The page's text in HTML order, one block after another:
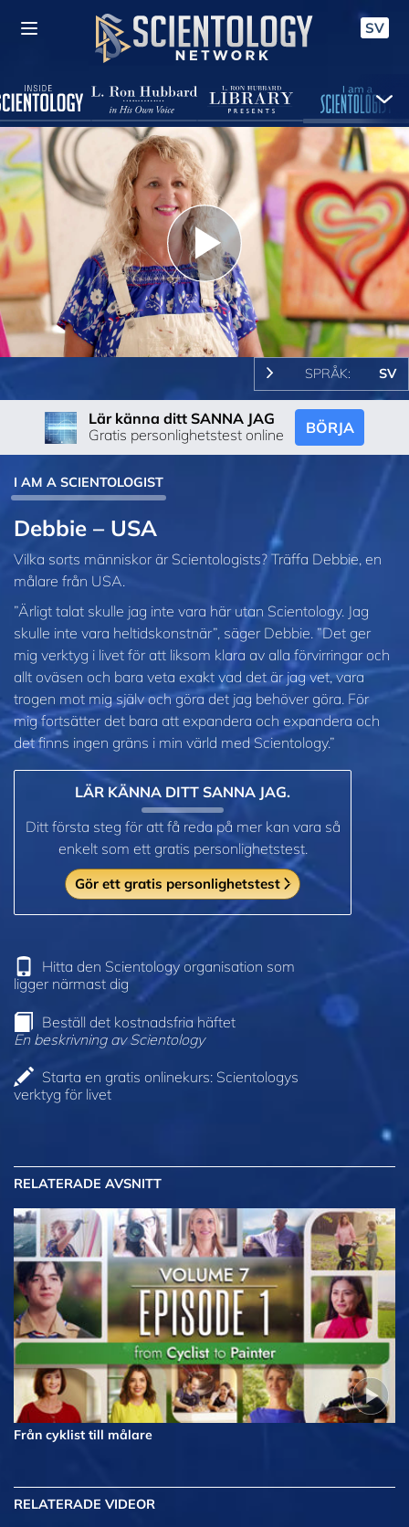
SV
Play
Video
SPRÅK: SV
Lär känna ditt SANNA JAG
Gratis personlighetstest online
BÖRJA
I AM A SCIENTOLOGIST
Debbie – USA
Vilka sorts människor är Scientologists? Träffa Debbie, en
målare från USA.
”Ärligt talat skulle jag inte vara här utan Scientology. Jag
skulle inte vara heltidskonstnär”, säger Debbie. ”Det ger
mig verktyg i livet för att liksom klara av alla förvirringar och
allt oväsen och bara veta exakt vad det är jag vet, vara
trogen mot mig själv och göra det jag behöver göra. För
mig fortsätter det bara att expandera och expandera och
det finns ingen gräns i min värld med Scientology.”
LÄR KÄNNA DITT SANNA JAG.
Ditt första steg för att få reda på mer kan vara så
enkelt som ett gratis personlighetstest.
Gör ett gratis personlighetstest
Hitta den Scientology organisation som
ligger närmast dig
Beställ det kostnadsfria häftet
En beskrivning av Scientology
Starta en gratis onlinekurs: Scientologys
verktyg för livet
RELATERADE AVSNITT
Från cyklist till målare
RELATERADE VIDEOR